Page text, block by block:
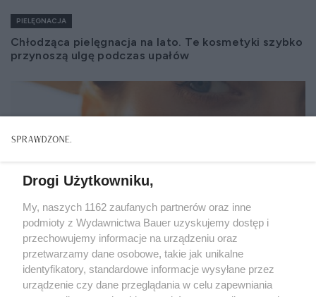
PIELĘGNACJA
Chłodząca pielęgnacja na lato. Te kosmetyki szybko
przynoszą ulgę podczas upałów
Drogi Użytkowniku,
My, naszych 1162 zaufanych partnerów oraz inne
podmioty z Wydawnictwa Bauer uzyskujemy dostęp i
przechowujemy informacje na urządzeniu oraz
przetwarzamy dane osobowe, takie jak unikalne
identyfikatory, standardowe informacje wysyłane przez
urządzenie czy dane przeglądania w celu zapewniania